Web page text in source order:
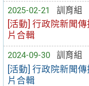
2025-02-21
訓育組
[活動] 行政院新聞
片合輯
2024-09-30
訓育組
[活動] 行政院新聞
片合輯